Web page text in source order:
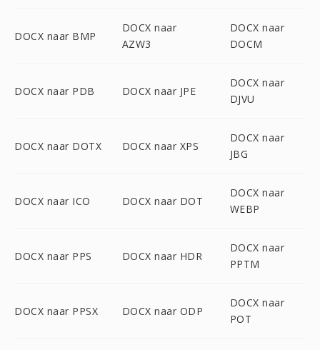
DOCX naar BMP
DOCX naar
AZW3
DOCX naar
DOCM
DOCX naar PDB DOCX naar JPE
DOCX naar
DJVU
DOCX naar DOTX DOCX naar XPS
DOCX naar
JBG
DOCX naar ICO DOCX naar DOT
DOCX naar
WEBP
DOCX naar PPS DOCX naar HDR
DOCX naar
PPTM
DOCX naar PPSX DOCX naar ODP
DOCX naar
POT